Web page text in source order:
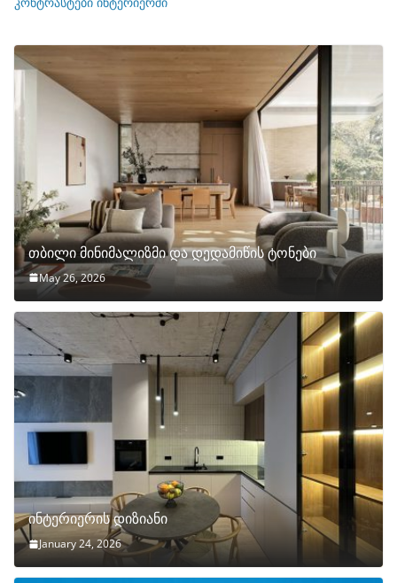
თბილი მინიმალიზმი და დედამიწის ტონები
May 26, 2026
ინტერიერის დიზიანი
January 24, 2026